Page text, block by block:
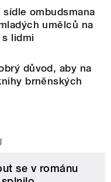
sídle ombudsmana
umělců na
lidmi
důvod, aby na
brněnských
se v románu